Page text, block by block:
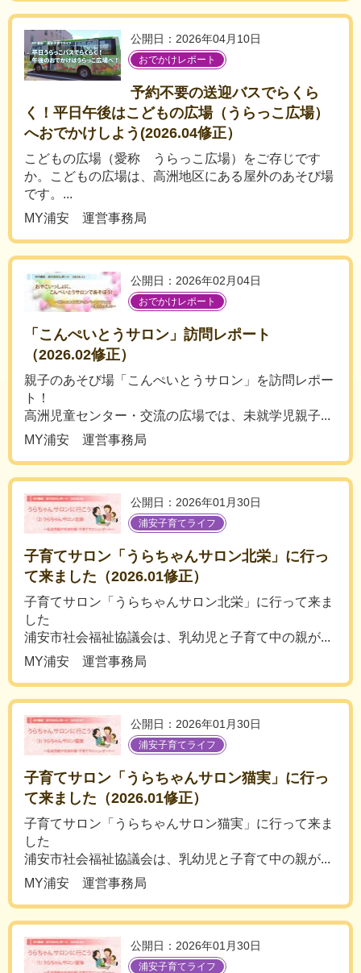
公開日：2026年04月10日
おでかけレポート
予約不要の送迎バスでらくら
く！平日午後はこどもの広場（うらっこ広場）
へおでかけしよう(2026.04修正）
こどもの広場（愛称 うらっこ広場）をご存じです
か。こどもの広場は、高洲地区にある屋外のあそび場
です。...
MY浦安 運営事務局
公開日：2026年02月04日
おでかけレポート
「こんぺいとうサロン」訪問レポート
（2026.02修正）
親子のあそび場「こんぺいとうサロン」を訪問レポー
ト！
高洲児童センター・交流の広場では、未就学児親子...
MY浦安 運営事務局
公開日：2026年01月30日
浦安子育てライフ
子育てサロン「うらちゃんサロン北栄」に行っ
て来ました（2026.01修正）
子育てサロン「うらちゃんサロン北栄」に行って来ま
した
浦安市社会福祉協議会は、乳幼児と子育て中の親が...
MY浦安 運営事務局
公開日：2026年01月30日
浦安子育てライフ
子育てサロン「うらちゃんサロン猫実」に行っ
て来ました（2026.01修正）
子育てサロン「うらちゃんサロン猫実」に行って来ま
した
浦安市社会福祉協議会は、乳幼児と子育て中の親が...
MY浦安 運営事務局
公開日：2026年01月30日
浦安子育てライフ